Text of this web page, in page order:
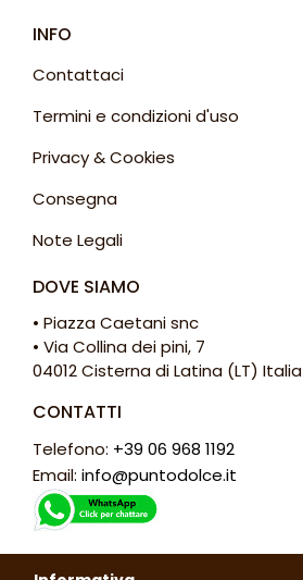
INFO
Contattaci
Termini e condizioni d'uso
Privacy & Cookies
Consegna
Note Legali
DOVE SIAMO
• Piazza Caetani snc
• Via Collina dei pini, 7
04012 Cisterna di Latina (LT) Italia
CONTATTI
Telefono: +39 06 968 1192
Email: info@puntodolce.it
ORARI